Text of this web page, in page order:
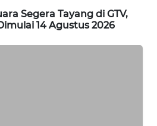
Segera Tayang di GTV,
14 Agustus 2026